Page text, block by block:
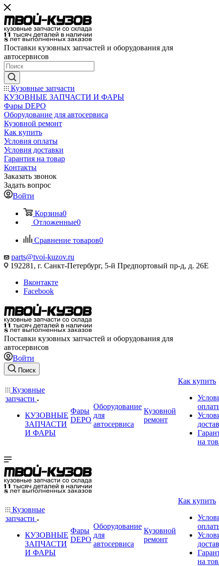
Поставки кузовных запчастей и оборудования для
автосервисов
Кузовные запчасти
КУЗОВНЫЕ ЗАПЧАСТИ И ФАРЫ
Фары DEPO
Оборудование для автосервиса
Кузовной ремонт
Как купить
Условия оплаты
Условия доставки
Гарантия на товар
Контакты
Заказать звонок
Задать вопрос
Войти
Корзина0
Отложенные0
Сравнение товаров0
parts@tvoi-kuzov.ru
192281, г. Санкт-Петербург, 5-й Предпортовый пр-д, д. 26Е
Вконтакте
Facebook
Поставки кузовных запчастей и оборудования для
автосервисов
Войти
Поиск
Кузовные
запчасти
КУЗОВНЫЕ
ЗАПЧАСТИ
И ФАРЫ
Фары
DEPO
Оборудование
для
автосервиса
Кузовной
ремонт
Как купить
на
Кузовные
запчасти
КУЗОВНЫЕ
ЗАПЧАСТИ
И ФАРЫ
Фары
DEPO
Оборудование
для
автосервиса
Кузовной
ремонт
Как купить
на